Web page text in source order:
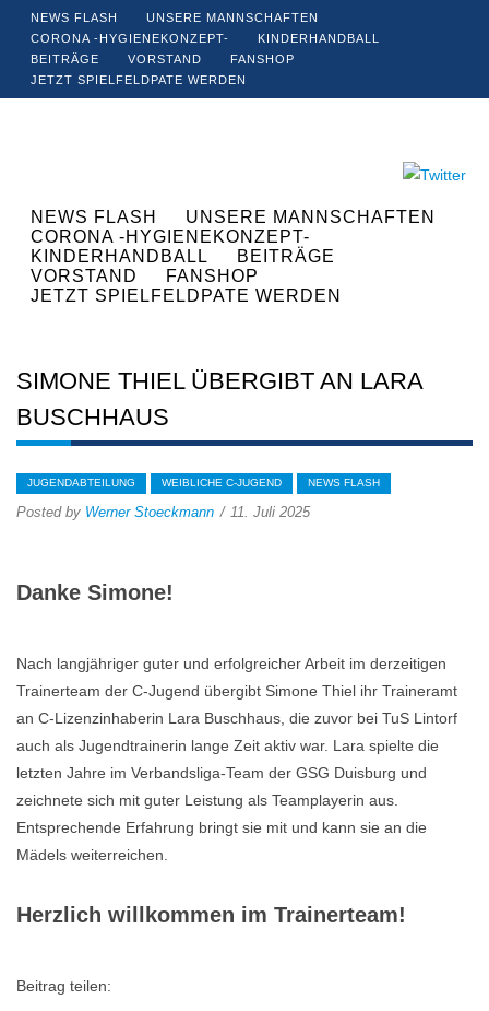
NEWS FLASH
UNSERE MANNSCHAFTEN
CORONA -HYGIENEKONZEPT-
KINDERHANDBALL
BEITRÄGE
VORSTAND
FANSHOP
JETZT SPIELFELDPATE WERDEN
NEWS FLASH
UNSERE MANNSCHAFTEN
CORONA -HYGIENEKONZEPT-
KINDERHANDBALL
BEITRÄGE
VORSTAND
FANSHOP
JETZT SPIELFELDPATE WERDEN
SIMONE THIEL ÜBERGIBT AN LARA
BUSCHHAUS
JUGENDABTEILUNG WEIBLICHE C-JUGEND NEWS FLASH
Posted by Werner Stoeckmann 11. Juli 2025
Danke Simone!
Nach langjähriger guter und erfolgreicher Arbeit im derzeitigen
Trainerteam der C-Jugend übergibt Simone Thiel ihr Traineramt
an C-Lizenzinhaberin Lara Buschhaus, die zuvor bei TuS Lintorf
auch als Jugendtrainerin lange Zeit aktiv war. Lara spielte die
letzten Jahre im Verbandsliga-Team der GSG Duisburg und
zeichnete sich mit guter Leistung als Teamplayerin aus.
Entsprechende Erfahrung bringt sie mit und kann sie an die
Mädels weiterreichen.
Herzlich willkommen im Trainerteam!
Beitrag teilen: